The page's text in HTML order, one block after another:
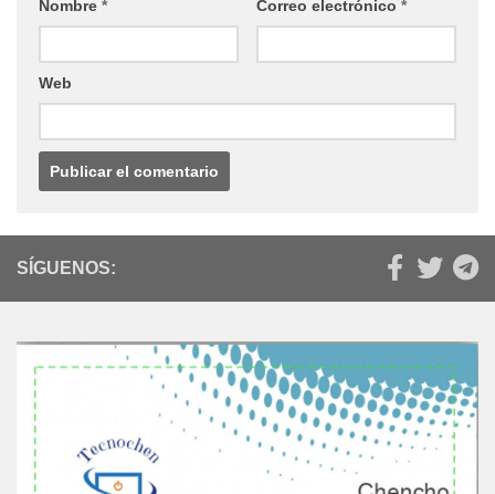
Nombre * Correo electrónico *
Web
SÍGUENOS: